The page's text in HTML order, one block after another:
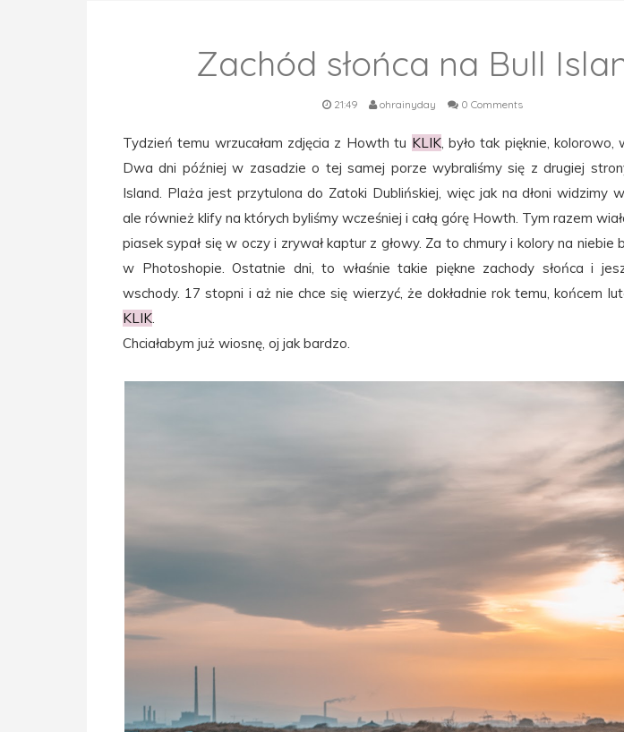
Zachód słońca na Bull
21:49 ohrainyday 0 Comments
Tydzień temu wrzucałam zdjęcia z Howth tu KLIK, było tak pięknie, kolorowo,
Dwa dni później w zasadzie o tej samej porze wybraliśmy się z drugiej
Island. Plaża jest przytulona do Zatoki Dublińskiej, więc jak na dłoni widzimy
ale również klify na których byliśmy wcześniej i całą górę Howth. Tym razem
piasek sypał się w oczy i zrywał kaptur z głowy. Za to chmury i kolory na niebie
w Photoshopie. Ostatnie dni, to właśnie takie piękne zachody słońca i
wschody. 17 stopni i aż nie chce się wierzyć, że dokładnie rok temu, końcem
KLIK.
Chciałabym już wiosnę, oj jak bardzo.